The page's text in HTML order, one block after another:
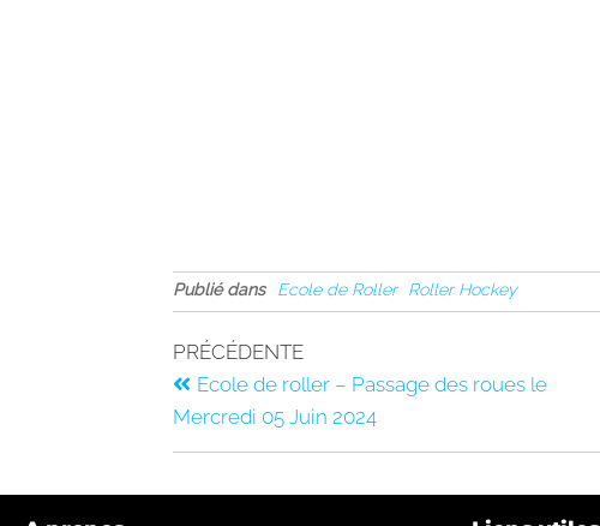
Publié dans Ecole de Roller Roller Hockey
PRÉCÉDENTE
Ecole de roller – Passage des roues le
Mercredi 05 Juin 2024